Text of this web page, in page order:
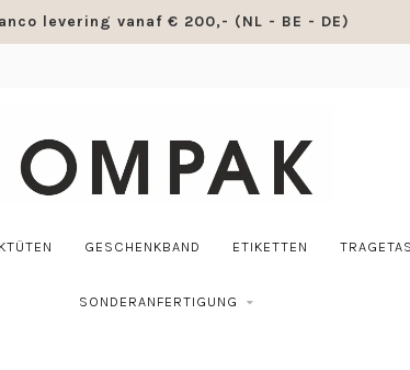
levering vanaf € 200,- (NL - BE - DE)
GESCHENKBAND ETIKETTEN
SONDERANFERTIGUNG